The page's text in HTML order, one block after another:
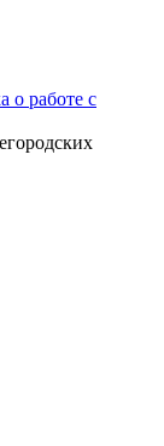
о работе с